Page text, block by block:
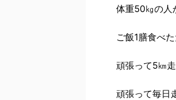
体重50㎏の人
ご飯1膳食べ
頑張って5㎞
頑張って毎日